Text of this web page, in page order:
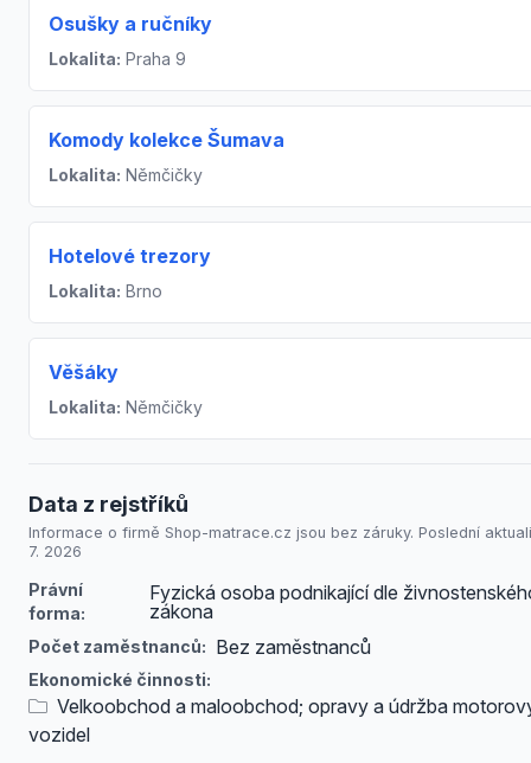
Osušky a ručníky
Lokalita: Praha 9
Komody kolekce Šumava
Lokalita: Němčičky
Hotelové trezory
Lokalita: Brno
Věšáky
Lokalita: Němčičky
Data z rejstříků
Informace o firmě Shop-matrace.cz jsou bez záruky. Poslední
7. 2026
Právní
forma:
Fyzická osoba podnikající dle
zákona
Počet zaměstnanců: Bez zaměstnanců
Ekonomické činnosti:
Velkoobchod a maloobchod; opravy a údržba
vozidel